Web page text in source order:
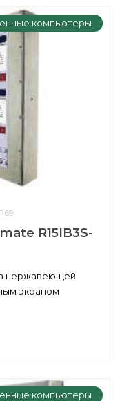
компьютеры
R15IB3S-
нержавеющей
экраном
компьютеры